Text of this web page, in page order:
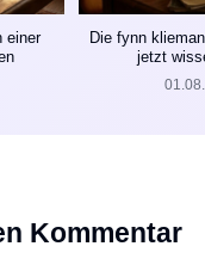
einer
Die fynn
jetzt
Kommentar